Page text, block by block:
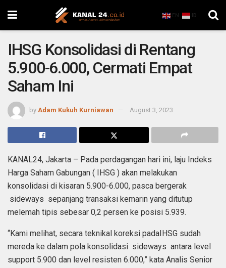
EN ID
IHSG Konsolidasi di Rentang
5.900-6.000, Cermati Empat
Saham Ini
by Adam Kukuh Kurniawan August 3, 2023
KANAL24, Jakarta – Pada perdagangan hari ini, laju Indeks
Harga Saham Gabungan ( IHSG ) akan melakukan
konsolidasi di kisaran 5.900-6.000, pasca bergerak
sideways sepanjang transaksi kemarin yang ditutup
melemah tipis sebesar 0,2 persen ke posisi 5.939.
“Kami melihat, secara teknikal koreksi padaIHSG sudah
mereda ke dalam pola konsolidasi sideways antara level
support 5.900 dan level resisten 6.000,” kata Analis Senior